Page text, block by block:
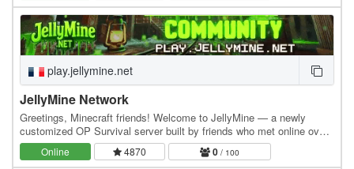
play.jellymine.net
JellyMine Network
Greetings, Minecraft friends! Welcome to JellyMine — a newly
customized OP Survival server built by friends who met online over
the years. IP: play.jellymine.net - Java…
Online 4870 0 / 100